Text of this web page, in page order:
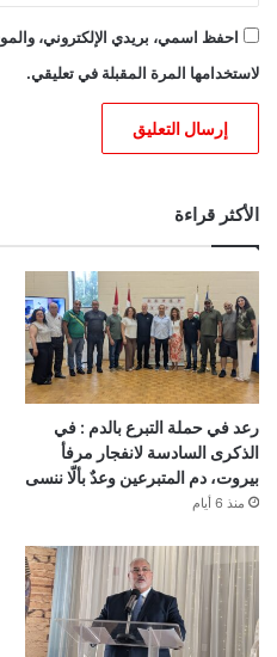
احفظ اسمي، بريدي الإلكتروني،
لاستخدامها المرة المقبلة في تعليقي.
الأكثر قراءة
رعد في حملة التبرع بالدم : في
الذكرى السادسة لانفجار مرفأ
بيروت، دم المتبرعين وعدٌ بألّا ننسى
منذ 6 أيام